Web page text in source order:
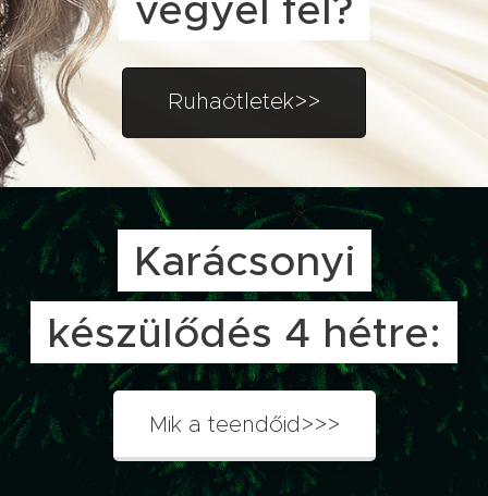
Ruhaötletek>>
Karácsonyi
készülődés 4 hétre:
Mik a teendőid>>>